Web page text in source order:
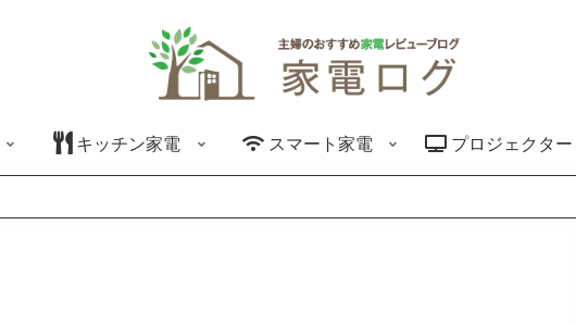
キッチン家電 スマート家電 プロジェクター